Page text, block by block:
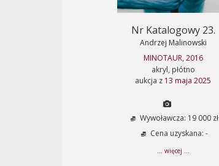
Nr Katalogowy 23.
Andrzej Malinowski
MINOTAUR, 2016
akryl, płótno
aukcja z 13 maja 2025
Wywoławcza: 19 000 zł
Cena uzyskana: -
... więcej ...